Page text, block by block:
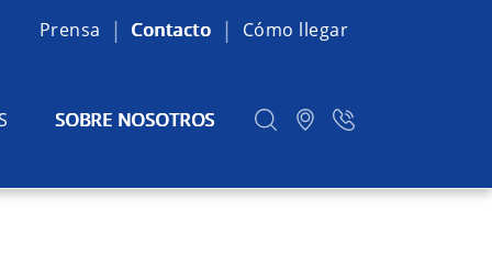
Prensa Contacto Cómo llegar
SOBRE NOSOTROS